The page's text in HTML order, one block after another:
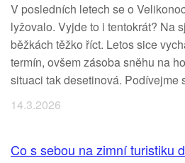
V posledních letech se o
lyžovalo. Vyjde to i tentokrát? Na
běžkách těžko říct. Letos sice
termín, ovšem zásoba sněhu na
situaci tak desetinová. Podívejme
14.3.2026
Co s sebou na zimní turistiku